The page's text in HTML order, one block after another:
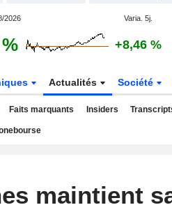
2026 Varia. 5j.
+8,46 %
Actualités Société
Faits marquants Insiders
maintient